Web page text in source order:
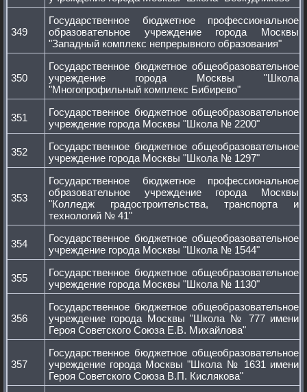
349
Государственное бюджетное профессиональное
образовательное учреждение города Москвы
"Западный комплекс непрерывного образования"
350
Государственное бюджетное общеобразовательное
учреждение города Москвы "Школа
"Многопрофильный комплекс Бибирево"
351
Государственное бюджетное общеобразовательное
учреждение города Москвы "Школа № 2200"
352
Государственное бюджетное общеобразовательное
учреждение города Москвы "Школа № 1297"
353
Государственное бюджетное профессиональное
образовательное учреждение города Москвы
"Колледж градостроительства, транспорта и
технологий № 41"
354
Государственное бюджетное общеобразовательное
учреждение города Москвы "Школа № 1544"
355
Государственное бюджетное общеобразовательное
учреждение города Москвы "Школа № 1130"
356
Государственное бюджетное общеобразовательное
учреждение города Москвы "Школа № 777 имени
Героя Советского Союза Е.В. Михайлова"
357
Государственное бюджетное общеобразовательное
учреждение города Москвы "Школа № 1631 имени
Героя Советского Союза В.П. Кислякова"